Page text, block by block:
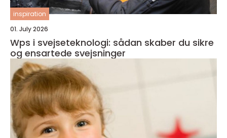
inspiration
01. July 2026
Wps i svejseteknologi: sådan skaber du sikre
og ensartede svejsninger